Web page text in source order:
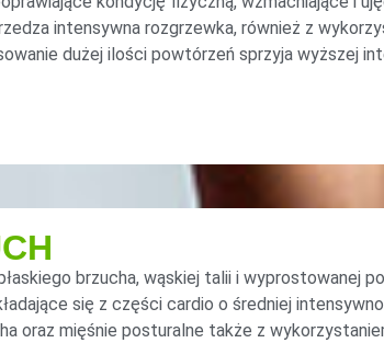
intensywna rozgrzewka, również z
dużej ilości powtórzeń sprzyja wyższej
brzucha, wąskiej talii i wyprostowanej
się z części cardio o średniej
oraz mięśnie posturalne także z